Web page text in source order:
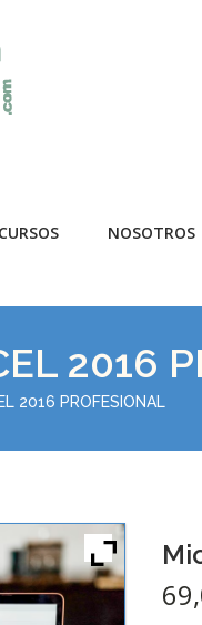
CURSOS NOSOTROS
2016
2016 PROFESIONAL